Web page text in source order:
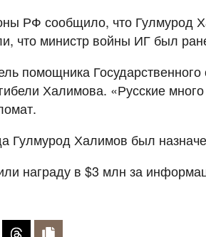
РФ сообщило, что Гулмурод
что министр войны ИГ был
помощника
Халимова. «Русские
Гулмурод Халимов был
награду в $3 млн за